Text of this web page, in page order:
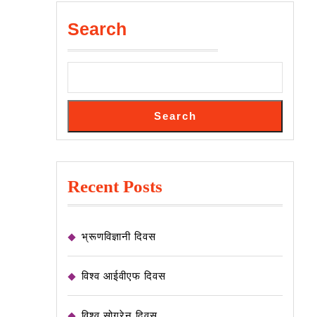
Search
Search
Recent Posts
भ्रूणविज्ञानी दिवस
विश्व आईवीएफ दिवस